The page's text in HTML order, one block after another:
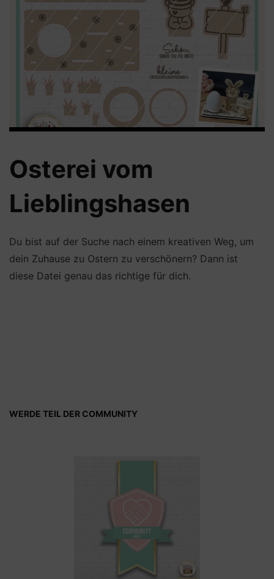
Osterei vom
Lieblingshasen
Du bist auf der Suche nach einem kreativen Weg, um
dein Zuhause zu Ostern zu verschönern? Dann ist
diese Datei genau das richtige für dich.
WERDE TEIL DER COMMUNITY